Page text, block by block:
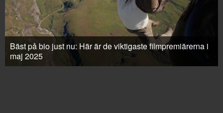
Bäst på bio just nu: Här är de viktigaste filmpremiärerna i
maj 2025